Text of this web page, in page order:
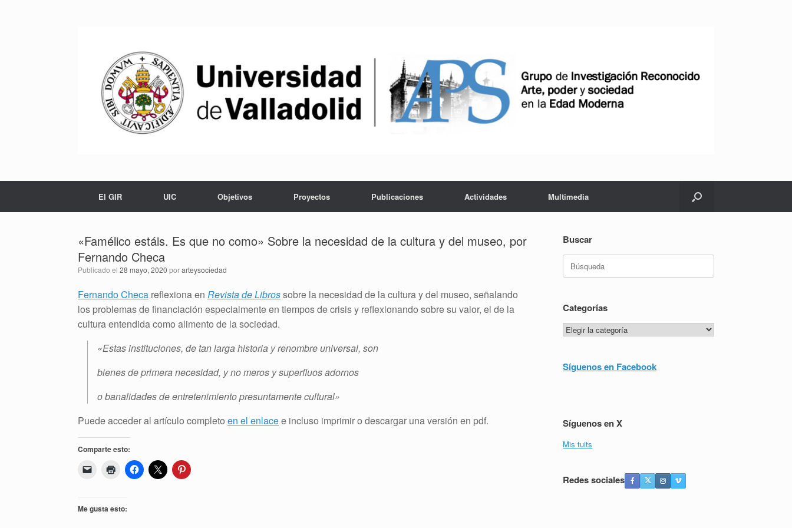
El GIR UIC Objetivos Proyectos Publicaciones Actividades Multimedia
«Famélico estáis. Es que no como» Sobre la necesidad de la cultura y del museo, por
Fernando Checa
Publicado el 28 mayo, 2020 porarteysociedad
Fernando Checa reflexiona en Revista de Librossobre la necesidad de la cultura y del museo, señalando
los problemas de financiación especialmente en tiempos de crisis y reflexionando sobre su valor, el de la
cultura entendida como alimento de la sociedad.
«Estas instituciones, de tan larga historia y renombre universal, son
bienes de primera necesidad, y no meros y superfluos adornos
o banalidades de entretenimiento presuntamente cultural»
Puede acceder al artículo completo en el enlacee incluso imprimir o descargar una versión en pdf.
Comparte esto:
Me gusta esto:
Buscar
Buscar:
Categorías
Categorías
Síguenos en Facebook
Síguenos en X
Mis tuits
Redes sociales